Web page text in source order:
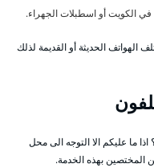
الهواتف الحديثة أو القديمة لذلك
ما عليكم الا التوجه الى محل
المختصين بهذه الخدمة.